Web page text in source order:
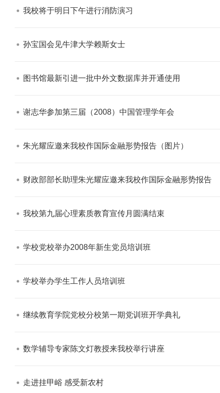
我校将于明日下午进行消防演习 ​
孙宝国会见牛津大学赖斯女士​
图书馆最新引进一批中外文数据库并开通使用​
谢志华参加第三届（2008）中国管理学年会​
朱光耀应邀来我校作国际金融形势报告（图片）​
财政部部长助理朱光耀应邀来我校作国际金融形势报告​
我校第九届心理素质教育宣传月圆满结束​
学校党校举办2008年新生党员培训班​
学校举办学生工作人员培训班​
继续教育学院党校分校第一期党训班开学典礼​
数学辅导专家陈文灯教授来我校举行讲座​
走进挂甲峪 感受新农村​